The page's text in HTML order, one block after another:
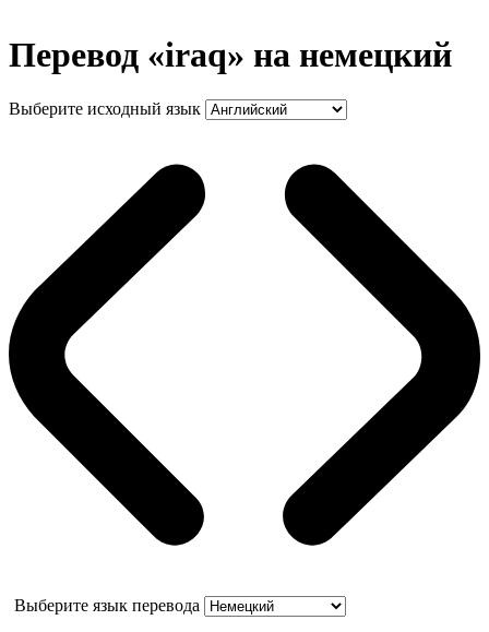
Перевод «iraq» на немецкий
Выберите исходный язык
Выберите язык перевода